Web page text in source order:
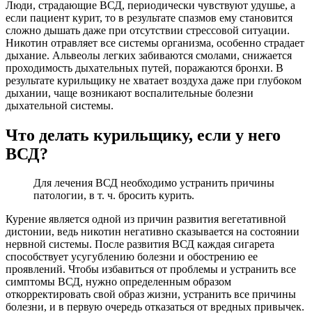
Люди, страдающие ВСД, периодически чувствуют удушье, а
если пациент курит, то в результате спазмов ему становится
сложно дышать даже при отсутствии стрессовой ситуации.
Никотин отравляет все системы организма, особенно страдает
дыхание. Альвеолы легких забиваются смолами, снижается
проходимость дыхательных путей, поражаются бронхи. В
результате курильщику не хватает воздуха даже при глубоком
дыхании, чаще возникают воспалительные болезни
дыхательной системы.
Что делать курильщику, если у него
ВСД?
Для лечения ВСД необходимо устранить причины
патологии, в т. ч. бросить курить.
Курение является одной из причин развития вегетативной
дистонии, ведь никотин негативно сказывается на состоянии
нервной системы. После развития ВСД каждая сигарета
способствует усугублению болезни и обострению ее
проявлений. Чтобы избавиться от проблемы и устранить все
симптомы ВСД, нужно определенным образом
откорректировать свой образ жизни, устранить все причины
болезни, и в первую очередь отказаться от вредных привычек.